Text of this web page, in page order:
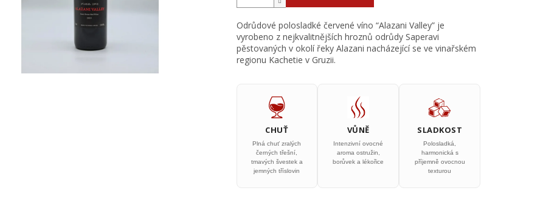
Odrůdové polosladké červené víno “Alazani Valley” je
vyrobeno z nejkvalitnějších hroznů odrůdy Saperavi
pěstovaných v okolí řeky Alazani nacházející se ve vinařském
regionu Kachetie v Gruzii.
CHUŤ
Plná chuť zralých
černých třešní,
tmavých švestek a
jemných tříslovin
VŮNĚ
Intenzivní ovocné
aroma ostružin,
borůvek a lékořice
SLADKOST
Polosladká,
harmonická s
příjemně ovocnou
texturou